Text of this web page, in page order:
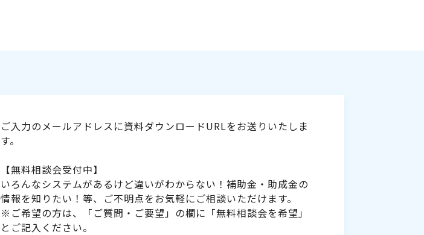
ご入力のメールアドレスに資料ダウンロードURLをお送りいたしま
す。
【無料相談会受付中】
いろんなシステムがあるけど違いがわからない！補助金・助成金の
情報を知りたい！等、ご不明点をお気軽にご相談いただけます。
※ご希望の方は、「ご質問・ご要望」の欄に「無料相談会を希望」
とご記入ください。